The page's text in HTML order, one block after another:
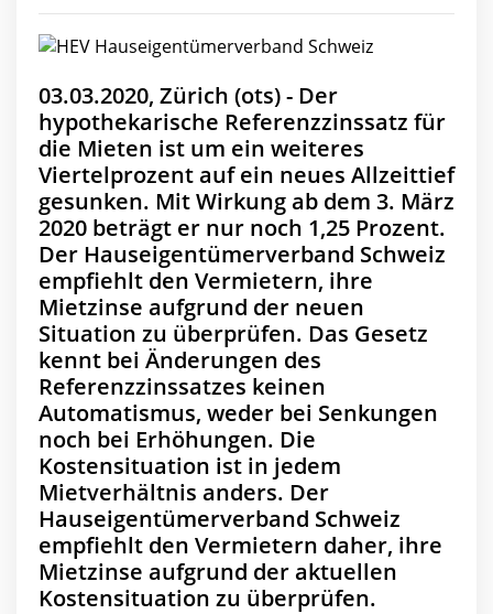
03.03.2020, Zürich (ots) - Der
hypothekarische Referenzzinssatz für
die Mieten ist um ein weiteres
Viertelprozent auf ein neues Allzeittief
gesunken. Mit Wirkung ab dem 3. März
2020 beträgt er nur noch 1,25 Prozent.
Der Hauseigentümerverband Schweiz
empfiehlt den Vermietern, ihre
Mietzinse aufgrund der neuen
Situation zu überprüfen. Das Gesetz
kennt bei Änderungen des
Referenzzinssatzes keinen
Automatismus, weder bei Senkungen
noch bei Erhöhungen. Die
Kostensituation ist in jedem
Mietverhältnis anders. Der
Hauseigentümerverband Schweiz
empfiehlt den Vermietern daher, ihre
Mietzinse aufgrund der aktuellen
Kostensituation zu überprüfen.